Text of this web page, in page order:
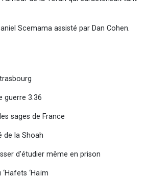
Scemama assisté par Dan Cohen.
guerre 3.36
sages de France
de la Shoah
d’étudier même en prison
‘Haïm